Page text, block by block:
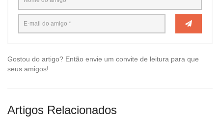
Gostou do artigo? Então envie um convite de leitura para que
seus amigos!
Artigos Relacionados